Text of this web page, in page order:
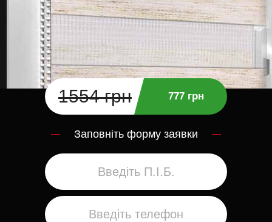
1554 грн 777 грн
Заповніть форму заявки